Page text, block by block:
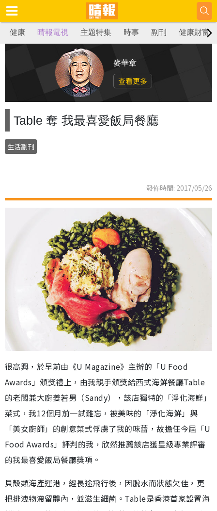
健康 晴報電視 主題特集 時事 副刊 健康財富
麥華章
查看更多
Table 奪 我最喜愛飯局餐廳
生活副刊
發佈時間: 2017/05/26
很高興，於早前由《U Magazine》主辦的「U Food
Awards」頒獎禮上，由我親手頒獎給西式海鮮餐廳Table
的老闆兼大廚姜若男（Sandy），該店獨特的「淨化海鮮」
菜式，我12個月前一試難忘，被美味的「淨化海鮮」與
「美女廚師」的創意菜式俘虜了我的味蕾，故擔任今屆「U
Food Awards」評判的我，欣然推薦該店獲星級專業評審
的我最喜愛飯局餐廳獎項。
貝殼類海產運港，經長途飛行後，因脫水而狀態欠佳，更
把排洩物滯留體內，並滋生細菌。Table是香港首家設置海